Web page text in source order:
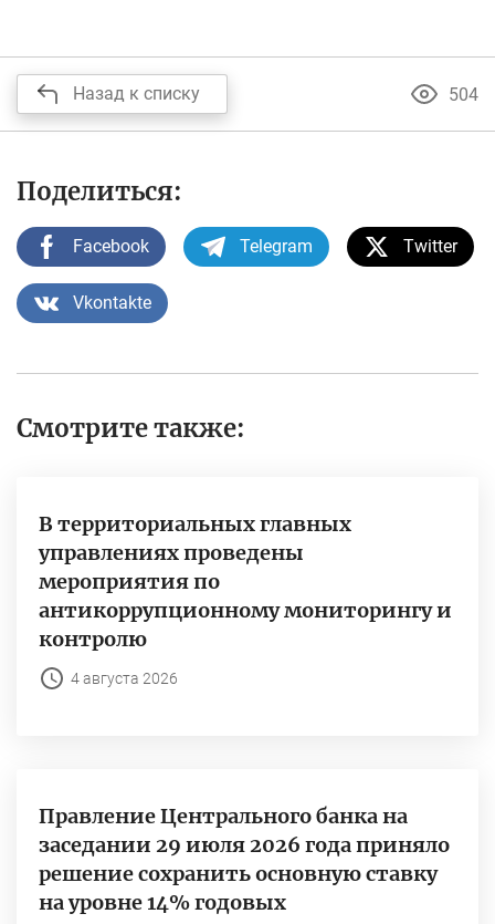
Назад к списку 504
Поделиться:
Facebook Telegram Twitter
Vkontakte
Смотрите также:
В территориальных главных
управлениях проведены
мероприятия по
антикоррупционному мониторингу и
контролю
4 августа 2026
Правление Центрального банка на
заседании 29 июля 2026 года приняло
решение сохранить основную ставку
на уровне 14% годовых